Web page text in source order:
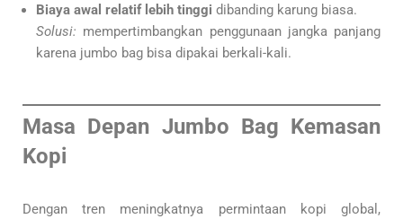
Biaya awal relatif lebih tinggi dibanding karung biasa.
Solusi: mempertimbangkan penggunaan jangka panjang
karena jumbo bag bisa dipakai berkali-kali.
Masa Depan Jumbo Bag Kemasan
Kopi
Dengan tren meningkatnya permintaan kopi global,